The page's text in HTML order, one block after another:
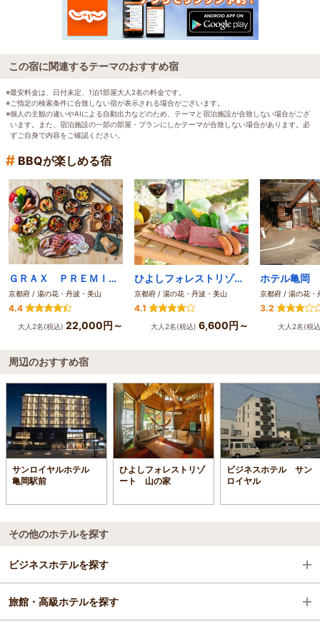
この宿に関連するテーマのおすすめ宿
※最安料金は、日付未定、1泊1部屋大人2名の料金です。
※ご指定の検索条件に合致しない宿が表示される場合がございます。
※個人の主観の違いやAIによる自動出力などのため、テーマと宿泊施設が合致しない場合がござ
います。また、宿泊施設の一部の部屋・プランにしかテーマが合致しない場合があります。必
ずご自身で内容をご確認ください。
# BBQが楽しめる宿
ＧＲＡＸ ＰＲＥＭＩＵＭ ＣＡＭＰＲＥＳＯＲＴ 京都るり渓
京都府 / 湯の花・丹波・美山
4.4
大人2名(税込) 22,000円～
ひよしフォレストリゾート 山の家
京都府 / 湯の花・丹波・美山
4.1
大人2名(税込) 6,600円～
ホテル亀岡
京都府 / 湯の花・
3.2
大人2名(税
周辺のおすすめ宿
サンロイヤルホテル
亀岡駅前
ひよしフォレストリゾ
ート 山の家
ビジネスホテル サン
ロイヤル
その他のホテルを探す
ビジネスホテルを探す
京都府
旅館・高級ホテルを探す